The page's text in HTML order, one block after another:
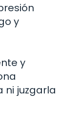
y
y
ni juzgarla